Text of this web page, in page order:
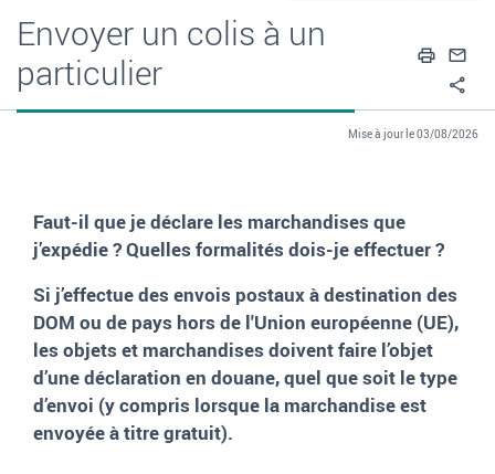
Envoyer un colis à un
particulier
Mise à jour le 03/08/2026
Faut-il que je déclare les marchandises que
j’expédie? Quelles formalités dois-je effectuer?
Si j’effectue des envois postaux à destination des
DOM ou de pays hors de l'Union européenne (UE),
les objets et marchandises doivent faire l’objet
d’une déclaration en douane, quel que soit le type
d’envoi (y compris lorsque la marchandise est
envoyée à titre gratuit).